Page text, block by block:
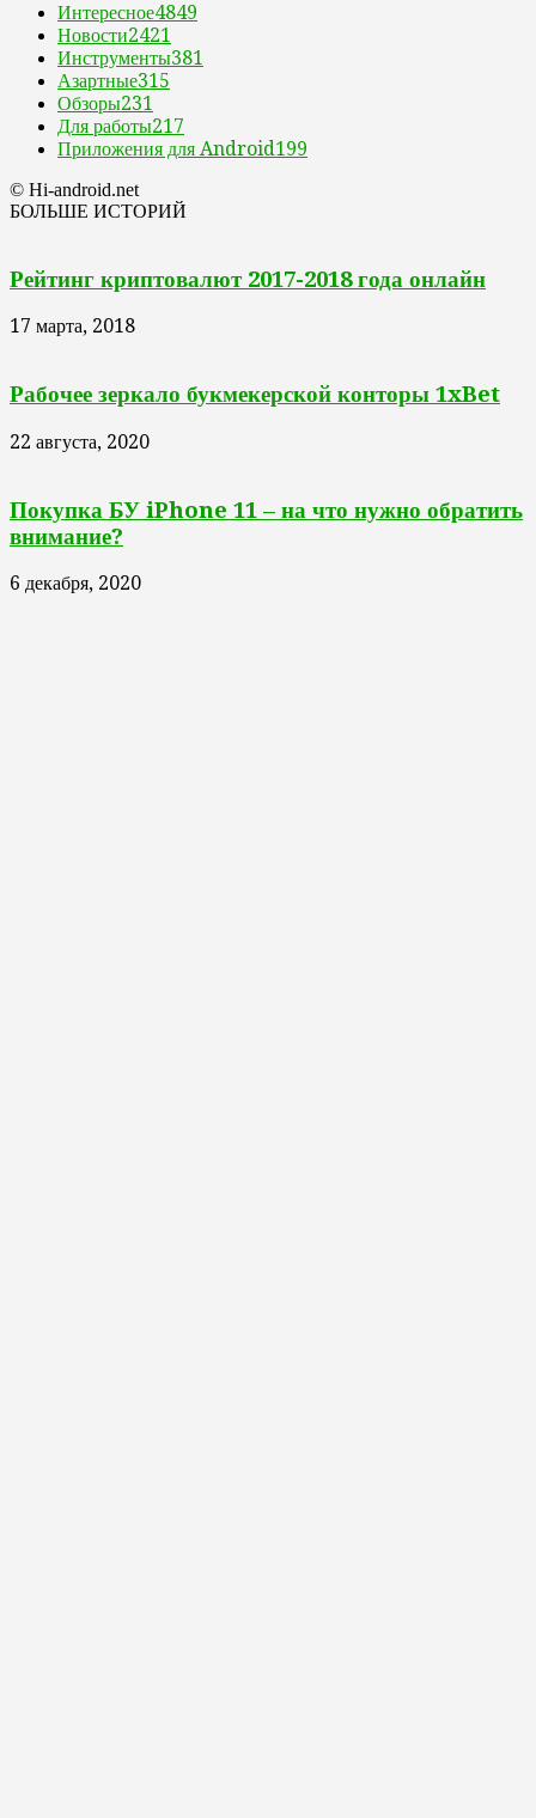
Интересное4849
Новости2421
Инструменты381
Азартные315
Обзоры231
Для работы217
Приложения для Android199
© Hi-android.net
БОЛЬШЕ ИСТОРИЙ
Рейтинг криптовалют 2017-2018 года онлайн
17 марта, 2018
Рабочее зеркало букмекерской конторы 1xBet
22 августа, 2020
Покупка БУ iPhone 11 – на что нужно обратить
внимание?
6 декабря, 2020